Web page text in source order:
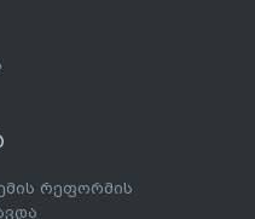
რეფორმის